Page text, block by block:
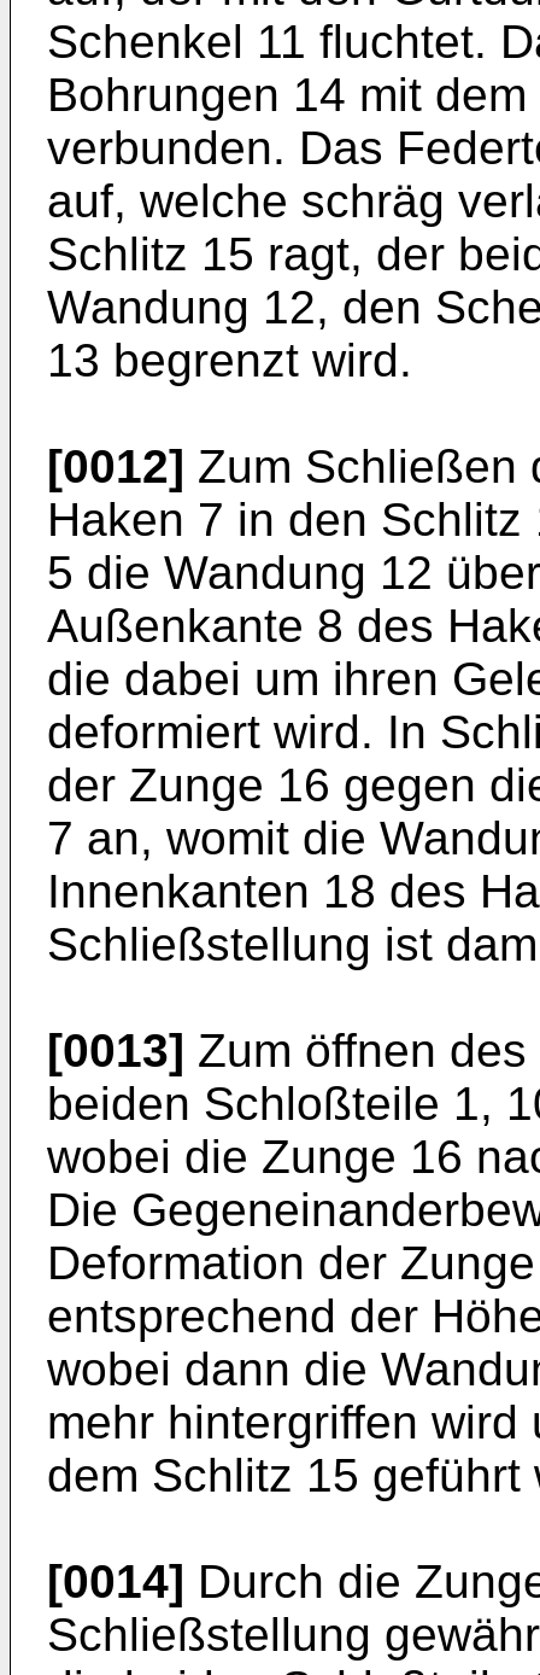
Schenkel 11 fluchtet.
Bohrungen 14 mit
verbunden. Das
auf, welche schräg
Schlitz 15 ragt, der
Wandung 12, den
13 begrenzt wird.
[0012] Zum Schließen
Haken 7 in den
5 die Wandung 12
Außenkante 8 des
die dabei um ihren
deformiert wird. In
der Zunge 16 gegen
7 an, womit die
Innenkanten 18 des
Schließstellung ist
[0013] Zum öffnen
beiden Schloßteile 1,
wobei die Zunge 16
Die
Deformation der
entsprechend der
wobei dann die
mehr hintergriffen
dem Schlitz 15 geführt
[0014] Durch die
Schließstellung